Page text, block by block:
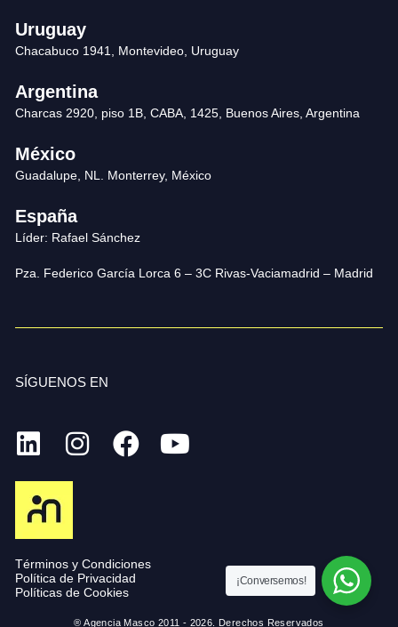
Uruguay
Chacabuco 1941, Montevideo, Uruguay
Argentina
Charcas 2920, piso 1B, CABA, 1425, Buenos Aires, Argentina
México
Guadalupe, NL. Monterrey, México
España
Líder: Rafael Sánchez
Pza. Federico García Lorca 6 – 3C Rivas-Vaciamadrid – Madrid
SÍGUENOS EN
Términos y Condiciones
Política de Privacidad
Políticas de Cookies
® Agencia Masco 2011 - 2026. Derechos Reservados
¡Conversemos!